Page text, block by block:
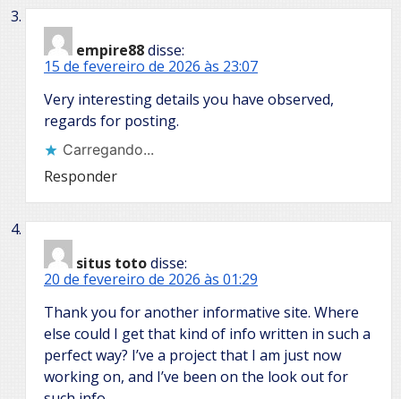
empire88disse:
15 de fevereiro de 2026 às 23:07
Very interesting details you have observed,
regards for posting.
Carregando...
Responder
situs totodisse:
20 de fevereiro de 2026 às 01:29
Thank you for another informative site. Where
else could I get that kind of info written in such a
perfect way? I’ve a project that I am just now
working on, and I’ve been on the look out for